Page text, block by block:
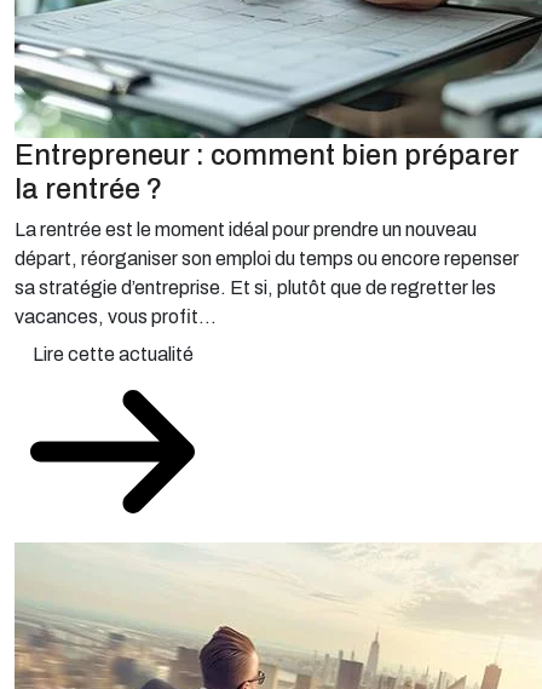
Entrepreneur : comment bien préparer
la rentrée ?
La rentrée est le moment idéal pour prendre un nouveau
départ, réorganiser son emploi du temps ou encore repenser
sa stratégie d’entreprise. Et si, plutôt que de regretter les
vacances, vous profit...
Lire cette actualité